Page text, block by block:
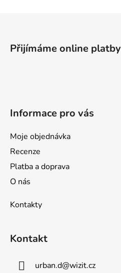
Přijímáme online platby
Informace pro vás
Moje objednávka
Recenze
Platba a doprava
O nás
Kontakty
Kontakt
urban.d@wizit.cz